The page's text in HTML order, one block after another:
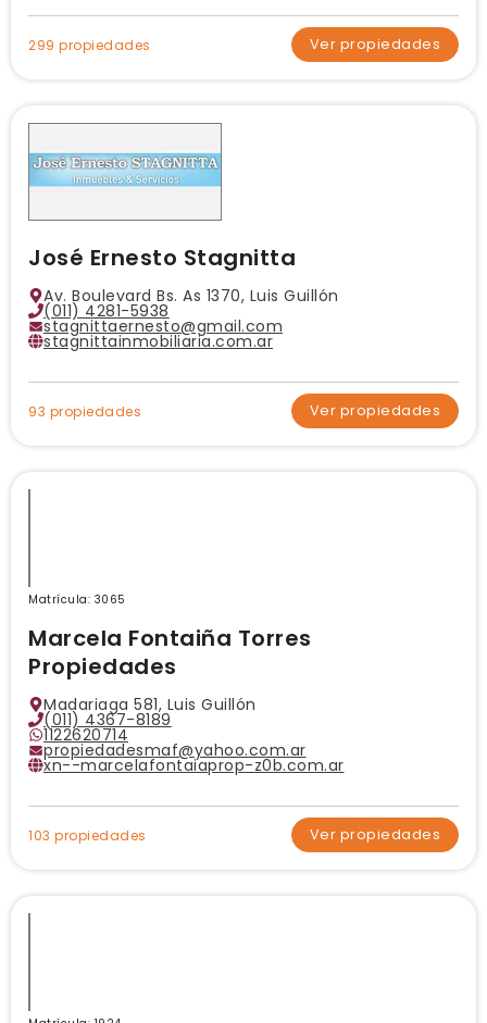
299 propiedades Ver propiedades
José Ernesto Stagnitta
Av. Boulevard Bs. As 1370, Luis Guillón
(011) 4281-5938
stagnittaernesto@gmail.com
stagnittainmobiliaria.com.ar
93 propiedades Ver propiedades
Marcela Fontaiña Torres
Propiedades
Madariaga 581, Luis Guillón
(011) 4367-8189
1122620714
propiedadesmaf@yahoo.com.ar
xn--marcelafontaiaprop-z0b.com.ar
Matrícula: 3065
103 propiedades Ver propiedades